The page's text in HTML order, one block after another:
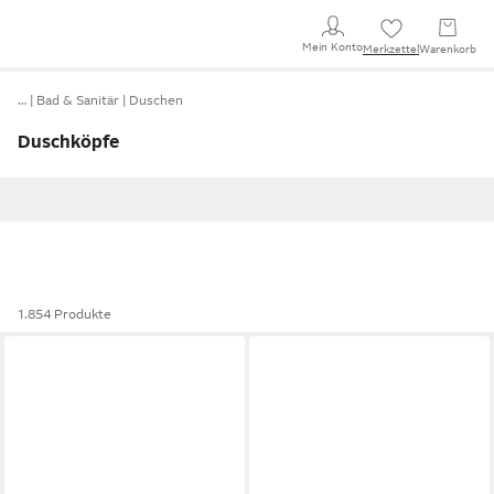
Mein KontoMerkzettel Warenkorb
… Bad & Sanitär Duschen
Duschköpfe
1.854 Produkte